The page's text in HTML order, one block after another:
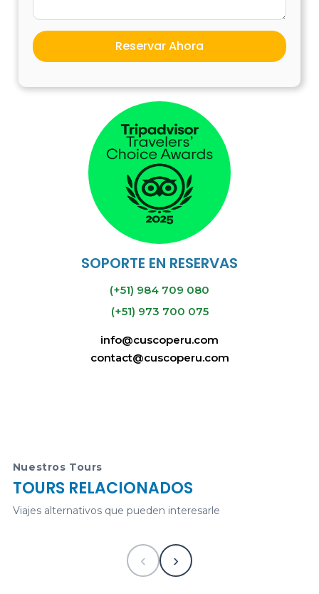
BBVA Banco Continental
U$89.00
VISA -
MASTERCARD
Reservar Ahora
SOPORTE EN RESERVAS
(+51) 984 709 080
(+51) 973 700 075
info@cuscoperu.com
contact@cuscoperu.com
Nuestros Tours
TOURS RELACIONADOS
Viajes alternativos que pueden interesarle
‹ ›
Picchu a partir de 1 día
1 desde